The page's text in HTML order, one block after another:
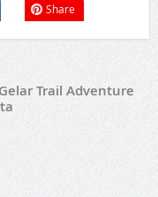
Share
Trail Adventure